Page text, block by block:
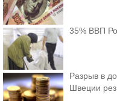
35% ВВП
Разрыв в
Швеции